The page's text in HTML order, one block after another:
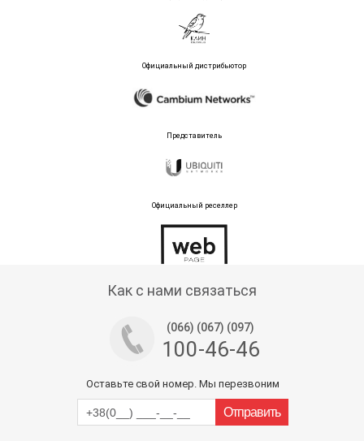
Официальный дистрибьютор
Представитель
Официальный реселлер
Как с нами связаться
(066) (067) (097)
100-46-46
Оставьте свой номер. Мы перезвоним